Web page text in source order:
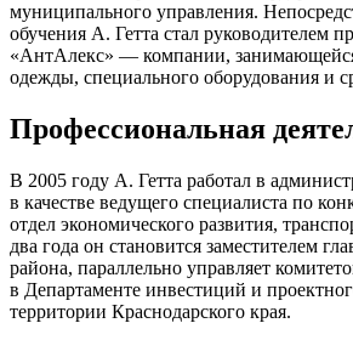
муниципального управления.
обучения А. Гетта стал руководителем
«АнтАлекс» — компании,
одежды, специального оборудования и
Профессиональная
В 2005 году А. Гетта работал в
в качестве ведущего специалиста по
отдел экономического развития,
два года он становится заместителем
района, параллельно управляет
в Департаменте инвестиций и
территории Краснодарского края.